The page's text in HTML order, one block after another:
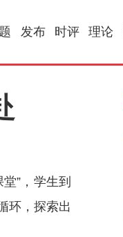
发布 时评 理论
”，学生到
环，探索出